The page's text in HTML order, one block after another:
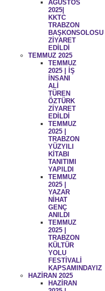
AĞUSTOS
2025|
KKTC
TRABZON
BAŞKONSOLOSU
ZİYARET
EDİLDİ
TEMMUZ 2025
TEMMUZ
2025 | İŞ
İNSANI
ALİ
TÜREN
ÖZTÜRK
ZİYARET
EDİLDİ
TEMMUZ
2025 |
TRABZON
YÜZYILI
KİTABI
TANITIMI
YAPILDI
TEMMUZ
2025 |
YAZAR
NİHAT
GENÇ
ANILDI
TEMMUZ
2025 |
TRABZON
KÜLTÜR
YOLU
FESTİVALİ
KAPSAMINDAYIZ
HAZİRAN 2025
HAZİRAN